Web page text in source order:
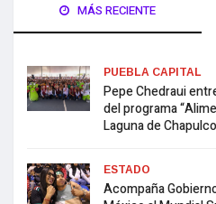
MÁS RECIENTE
PUEBLA CAPITAL
Pepe Chedraui
del programa
Laguna de Chapulco
ESTADO
Acompaña